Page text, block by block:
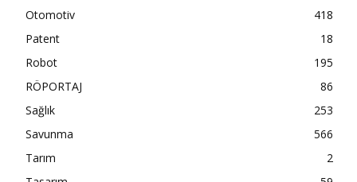
Otomotiv
418
Patent
18
Robot
195
RÖPORTAJ
86
Sağlık
253
Savunma
566
Tarım
2